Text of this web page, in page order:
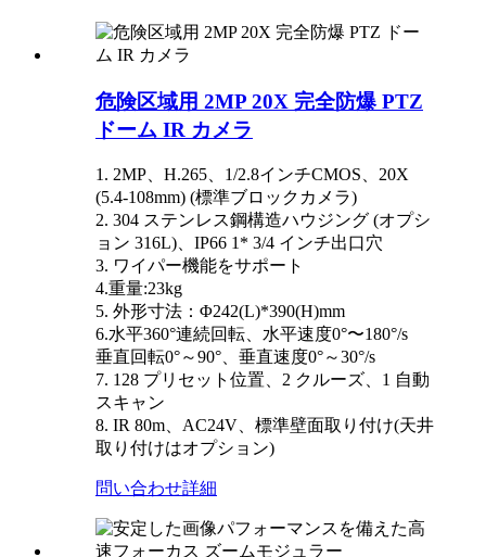
危険区域用 2MP 20X 完全防爆 PTZ
ドーム IR カメラ
1. 2MP、H.265、1/2.8インチCMOS、20X
(5.4-108mm) (標準ブロックカメラ)
2. 304 ステンレス鋼構造ハウジング (オプシ
ョン 316L)、IP66 1* 3/4 インチ出口穴
3. ワイパー機能をサポート
4.重量:23kg
5. 外形寸法：Φ242(L)*390(H)mm
6.水平360°連続回転、水平速度0°〜180°/s
垂直回転0°～90°、垂直速度0°～30°/s
7. 128 プリセット位置、2 クルーズ、1 自動
スキャン
8. IR 80m、AC24V、標準壁面取り付け(天井
取り付けはオプション)
問い合わせ詳細